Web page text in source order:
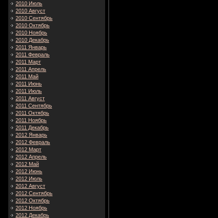
2010 Июль
2010 Август
2010 Сентябрь
2010 Октябрь
2010 Ноябрь
2010 Декабрь
2011 Январь
2011 Февраль
2011 Март
2011 Апрель
2011 Май
2011 Июнь
2011 Июль
2011 Август
2011 Сентябрь
2011 Октябрь
2011 Ноябрь
2011 Декабрь
2012 Январь
2012 Февраль
2012 Март
2012 Апрель
2012 Май
2012 Июнь
2012 Июль
2012 Август
2012 Сентябрь
2012 Октябрь
2012 Ноябрь
2012 Декабрь